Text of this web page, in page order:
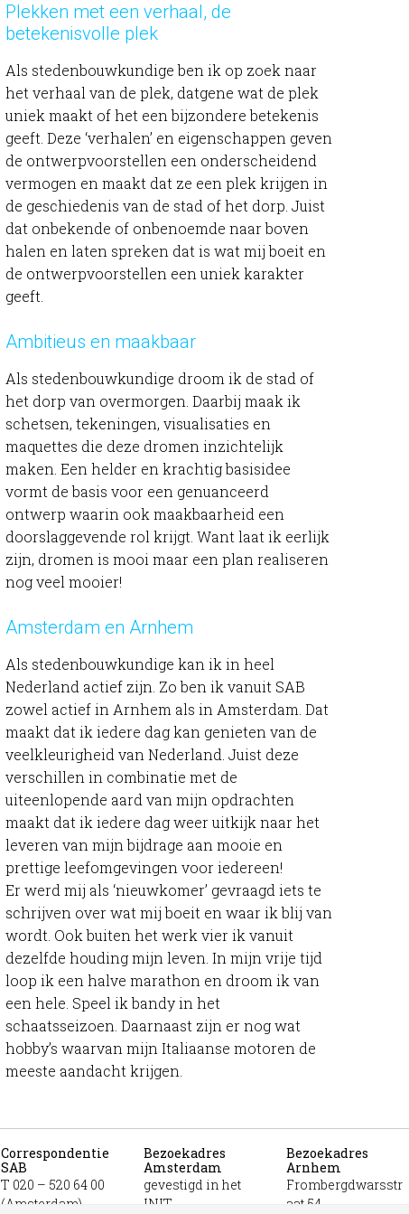
Plekken met een verhaal, de
betekenisvolle plek
Als stedenbouwkundige ben ik op zoek naar
het verhaal van de plek, datgene wat de plek
uniek maakt of het een bijzondere betekenis
geeft. Deze ‘verhalen’ en eigenschappen geven
de ontwerpvoorstellen een onderscheidend
vermogen en maakt dat ze een plek krijgen in
de geschiedenis van de stad of het dorp. Juist
dat onbekende of onbenoemde naar boven
halen en laten spreken dat is wat mij boeit en
de ontwerpvoorstellen een uniek karakter
geeft.
Ambitieus en maakbaar
Als stedenbouwkundige droom ik de stad of
het dorp van overmorgen. Daarbij maak ik
schetsen, tekeningen, visualisaties en
maquettes die deze dromen inzichtelijk
maken. Een helder en krachtig basisidee
vormt de basis voor een genuanceerd
ontwerp waarin ook maakbaarheid een
doorslaggevende rol krijgt. Want laat ik eerlijk
zijn, dromen is mooi maar een plan realiseren
nog veel mooier!
Amsterdam en Arnhem
Als stedenbouwkundige kan ik in heel
Nederland actief zijn. Zo ben ik vanuit SAB
zowel actief in Arnhem als in Amsterdam. Dat
maakt dat ik iedere dag kan genieten van de
veelkleurigheid van Nederland. Juist deze
verschillen in combinatie met de
uiteenlopende aard van mijn opdrachten
maakt dat ik iedere dag weer uitkijk naar het
leveren van mijn bijdrage aan mooie en
prettige leefomgevingen voor iedereen!
Er werd mij als ‘nieuwkomer’ gevraagd iets te
schrijven over wat mij boeit en waar ik blij van
wordt. Ook buiten het werk vier ik vanuit
dezelfde houding mijn leven. In mijn vrije tijd
loop ik een halve marathon en droom ik van
een hele. Speel ik bandy in het
schaatsseizoen. Daarnaast zijn er nog wat
hobby’s waarvan mijn Italiaanse motoren de
meeste aandacht krijgen.
Correspondentie
SAB
T 020 – 520 64 00
(Amsterdam)
Bezoekadres
Amsterdam
gevestigd in het
INIT
Bezoekadres
Arnhem
Frombergdwarsstr
aat 54